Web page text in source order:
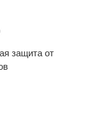
защита от